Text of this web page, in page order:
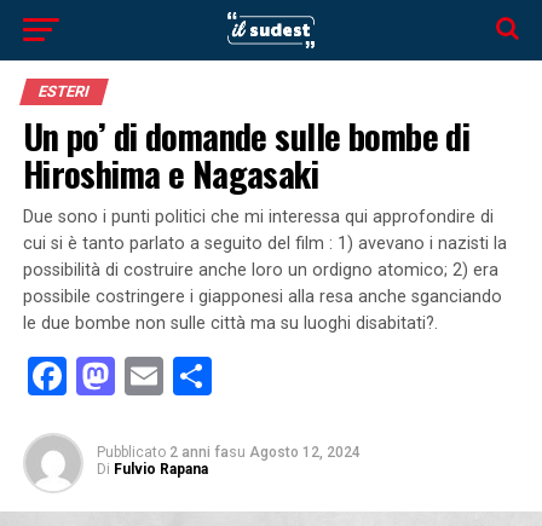
ESTERI
Un po’ di domande sulle bombe di
Hiroshima e Nagasaki
Due sono i punti politici che mi interessa qui approfondire di
cui si è tanto parlato a seguito del film : 1) avevano i nazisti la
possibilità di costruire anche loro un ordigno atomico; 2) era
possibile costringere i giapponesi alla resa anche sganciando
le due bombe non sulle città ma su luoghi disabitati?.
Facebook
Mastodon
EmailCondividi
Pubblicato 2 anni fasu Agosto 12, 2024
Di Fulvio Rapana